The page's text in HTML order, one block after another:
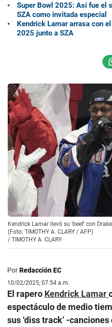
Super Bowl 2025: Así fue el
SZA como invitada especial
Kendrick Lamar arrasa con
2025 junto a SZA
Kendrick Lamar llevó su 'beef' con
(Foto: TIMOTHY A. CLARY / AFP)
/ TIMOTHY A. CLARY
PorRedacción EC
10/02/2025, 07:54 a.m.
El rapero Kendrick Lamar
espectáculo de medio
sus ‘diss track’ -